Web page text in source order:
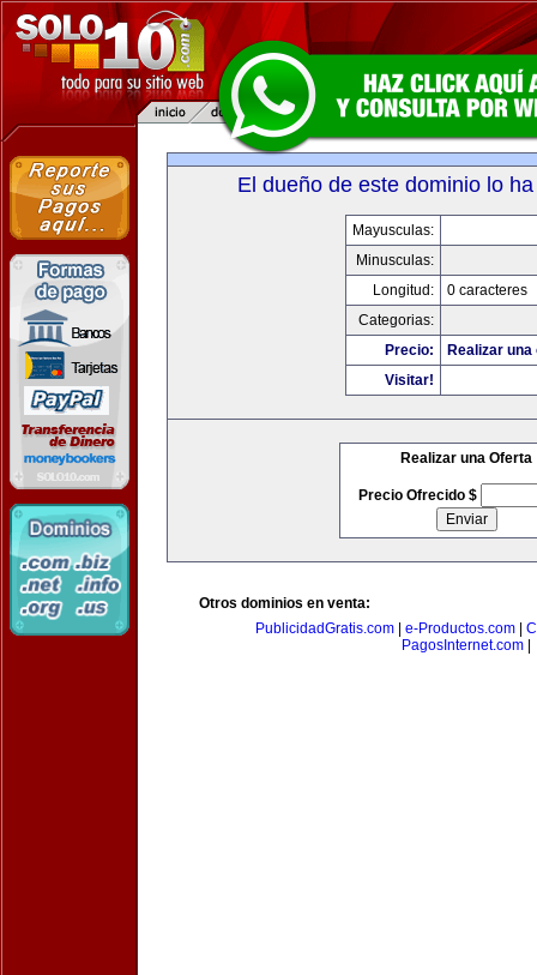
El dueño de este dominio lo
Mayusculas:
Minusculas:
Longitud:
0 caracteres
Categorias:
Precio:
Realizar
Visitar!
Realizar una Oferta
Precio Ofrecido $
Otros dominios en venta:
PublicidadGratis.com
e-Productos.com
PagosInternet.com